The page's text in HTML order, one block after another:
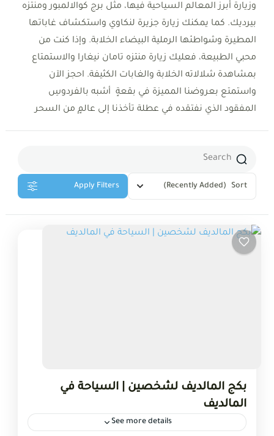
وزيارة أبرز المعالم السياحية فيها، مثل برج كوالالمبور ومنتزه
بيرديك. كما يمكنك زيارة جزيرة لنكاوي واستكشاف غاباتها
المطيرة وشواطئها الرملية البيضاء الخلابة. وإذا كنت من
محبي الطبيعة، فعليك زيارة منتزه تامان نيغارا والاستمتاع
بمشاهدة شلالاته الخلابة والغابات الكثيفة. احجز الآن
واستمتع بعروضنا المميزة في بقعةٍ أشبه بالفردوسِ
المفقود الذي نفتقده في عطلة تأخذنا إلى عالمٍ من السحر
Sort
(Recently Added)
Apply Filters
بكج المالديف لشخصين | السياحة في
المالديف
See more details